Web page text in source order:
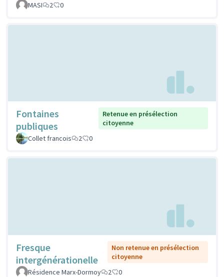
MASI 2 0
Fontaines
publiques
Retenue en présélection
citoyenne
Collet francois
2 0
Fresque
intergénérationelle
Non retenue en présélection
citoyenne
Résidence Marx-Dormoy
2 0